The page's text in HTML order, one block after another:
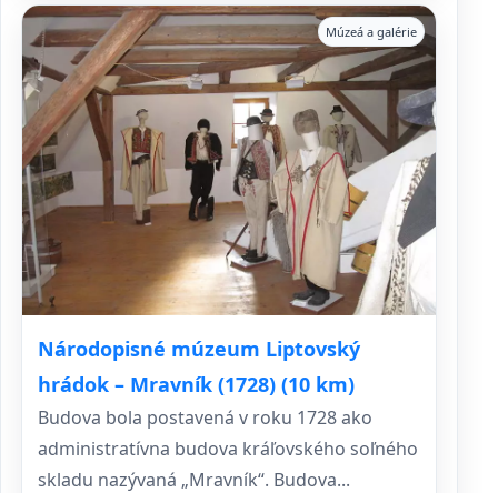
Národopisné múzeum Liptovský
hrádok – Mravník (1728) (10 km)
Múzeá a galérie
Budova bola postavená v roku 1728 ako
administratívna budova kráľovského soľného
skladu nazývaná „Mravník“. Budova...